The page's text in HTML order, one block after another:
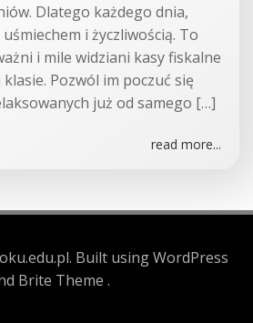
Dlatego każdego dnia,
i życzliwością. To
i mile widziani kasy fiskalne
Pozwól im poczuć się
już od samego […]
read more...
Built using WordPress
Brite Theme .